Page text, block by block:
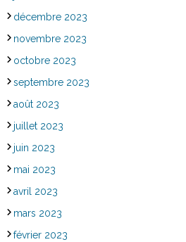
décembre 2023
novembre 2023
octobre 2023
septembre 2023
août 2023
juillet 2023
juin 2023
mai 2023
avril 2023
mars 2023
février 2023